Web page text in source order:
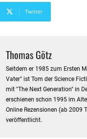
Twitter
Thomas Götz
Seitdem er 1985 zum Ersten
Vater" ist Tom der Science
mit "The Next Generation" in
erschienen schon 1995 im
Online Rezensionen (ab 2009
veröffentlicht.